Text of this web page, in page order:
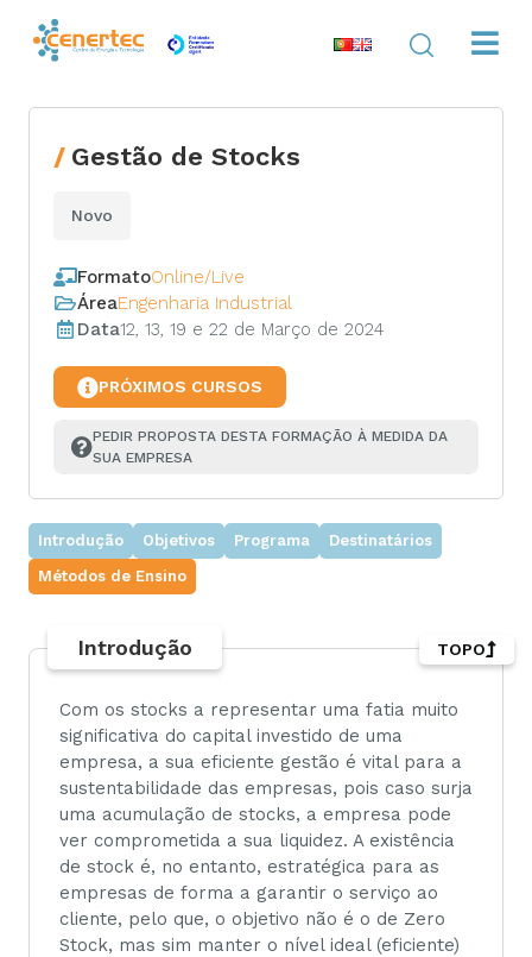
Gestão de Stocks
Novo
FormatoOnline/Live
ÁreaEngenharia Industrial
Data12, 13, 19 e 22 de Março de 2024
PRÓXIMOS CURSOS
PEDIR PROPOSTA DESTA FORMAÇÃO À MEDIDA DA
SUA EMPRESA
Introdução Objetivos Programa
Destinatários
Métodos de Ensino
Introdução
Com os stocks a representar uma fatia muito
significativa do capital investido de uma
empresa, a sua eficiente gestão é vital para a
sustentabilidade das empresas, pois caso surja
uma acumulação de stocks, a empresa pode
ver comprometida a sua liquidez. A existência
de stock é, no entanto, estratégica para as
empresas de forma a garantir o serviço ao
cliente, pelo que, o objetivo não é o de Zero
Stock, mas sim manter o nível ideal (eficiente)
TOPO